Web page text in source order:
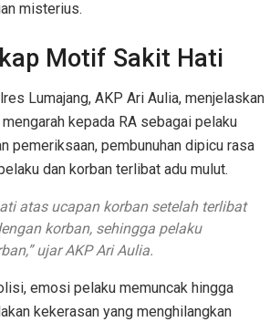
misterius.
Motif Sakit Hati
Lumajang, AKP Ari Aulia, menjelaskan
kepada RA sebagai pelaku
pemeriksaan, pembunuhan dipicu rasa
dan korban terlibat adu mulut.
atas ucapan korban setelah terlibat
korban, sehingga pelaku
ujar AKP Ari Aulia.
emosi pelaku memuncak hingga
kekerasan yang menghilangkan